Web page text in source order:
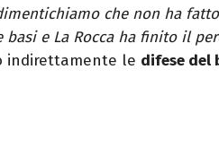
che non ha
basi e La Rocca ha finito il
indirettamente le difese del